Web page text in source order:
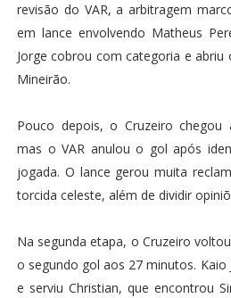
revisão do VAR, a arbitragem
em lance envolvendo Matheus
Jorge cobrou com categoria e abriu
Mineirão.
Pouco depois, o Cruzeiro chegou
mas o VAR anulou o gol após
jogada. O lance gerou muita
torcida celeste, além de dividir
Na segunda etapa, o Cruzeiro
o segundo gol aos 27 minutos. Kaio
e serviu Christian, que encontrou